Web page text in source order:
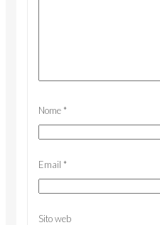
Nome *
Email *
Sito web